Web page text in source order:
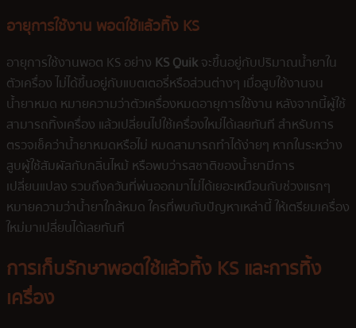
อายุการใช้งาน พอตใช้แล้วทิ้ง KS
อายุการใช้งานพอต KS อย่าง KS Quikจะขึ้นอยู่กับปริมาณน้ำยาใน
ตัวเครื่อง ไม่ได้ขึ้นอยู่กับแบตเตอรี่หรือส่วนต่างๆ เมื่อสูบใช้งานจน
น้ำยาหมด หมายความว่าตัวเครื่องหมดอายุการใช้งาน หลังจากนี้ผู้ใช้
สามารถทิ้งเครื่อง แล้วเปลี่ยนไปใช้เครื่องใหม่ได้เลยทันที สำหรับการ
ตรวจเช็คว่าน้ำยาหมดหรือไม่ หมดสามารถทำได้ง่ายๆ หากในระหว่าง
สูบผู้ใช้สัมผัสกับกลิ่นไหม้ หรือพบว่ารสชาติของน้ำยามีการ
เปลี่ยนแปลง รวมถึงควันที่พ่นออกมาไม่ได้เยอะเหมือนกับช่วงแรกๆ
หมายความว่าน้ำยาใกล้หมด ใครที่พบกับปัญหาเหล่านี้ ให้เตรียมเครื่อง
ใหม่มาเปลี่ยนได้เลยทันที
การเก็บรักษาพอตใช้แล้วทิ้ง KS และการทิ้ง
เครื่อง